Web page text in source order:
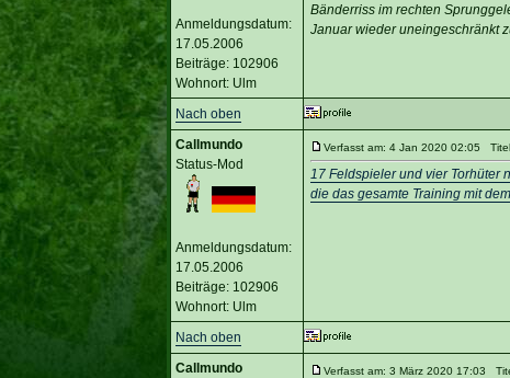
Anmeldungsdatum:
17.05.2006
Beiträge: 102906
Wohnort: Ulm
Bänderriss im rechten
Januar wieder uneingeschränkt
Nach oben
Callmundo
Status-Mod
Anmeldungsdatum:
17.05.2006
Beiträge: 102906
Wohnort: Ulm
Verfasst am: 4 Jan 2020 02:05
17 Feldspieler und vier Torhüter
die das gesamte Training mit
Nach oben
Callmundo
Verfasst am: 3 März 2020 17:03